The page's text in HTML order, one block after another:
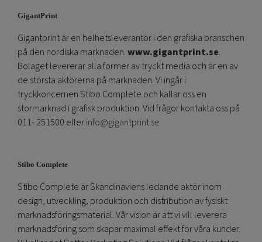
GigantPrint
Gigantprint är en helhetsleverantör i den grafiska branschen
på den nordiska marknaden.www.gigantprint.se.
Bolaget levererar alla former av tryckt media och är en av
de största aktörerna på marknaden. Vi ingår i
tryckkoncernen Stibo Complete och kallar oss en
stormarknad i grafisk produktion. Vid frågor kontakta oss på
011- 251500 ellerinfo@gigantprint.se
Stibo Complete
Stibo Complete är Skandinaviens ledande aktör inom
design, utveckling, produktion och distribution av fysiskt
marknadsföringsmaterial. Vår vision är att vi vill leverera
marknadsföring som skapar maximal effekt för våra kunder.